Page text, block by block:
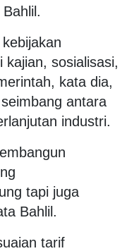
kajian, sosialisasi,
kata dia,
antara
industri.
tapi juga
Bahlil.
tarif